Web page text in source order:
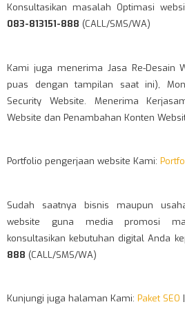
Konsultasikan masalah Optimasi
083-813151-888 (CALL/SMS/WA)
Kami juga menerima Jasa Re-Desain
puas dengan tampilan saat ini),
Security Website. Menerima
Website dan Penambahan Konten
Portfolio pengerjaan website Kami:
Sudah saatnya bisnis maupun
website guna media promosi
konsultasikan kebutuhan digital Anda
888 (CALL/SMS/WA)
Kunjungi juga halaman Kami: Paket SEO |